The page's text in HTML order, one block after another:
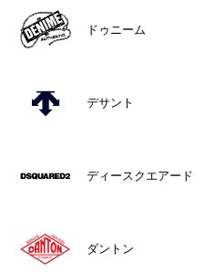
ドゥニーム
デサント
ディースクエアード
ダントン